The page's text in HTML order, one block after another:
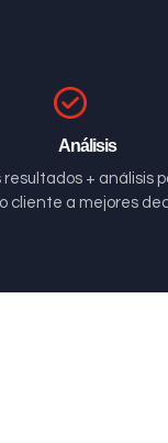
Análisis
+ análisis
cliente a mejores